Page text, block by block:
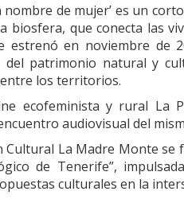
nombre de mujer’ es un
biosfera, que conecta las
estrenó en noviembre de
del patrimonio natural y
los territorios.
ecofeminista y rural La
audiovisual del
Cultural La Madre Monte se
de Tenerife”,
culturales en la